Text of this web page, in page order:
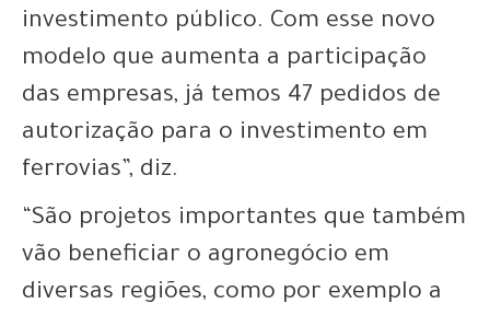
investimento público. Com esse novo
modelo que aumenta a participação
das empresas, já temos 47 pedidos de
autorização para o investimento em
ferrovias”, diz.
“São projetos importantes que também
vão beneficiar o agronegócio em
diversas regiões, como por exemplo a